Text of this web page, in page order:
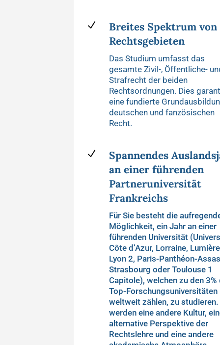
N
Breites Spektrum von
Rechtsgebieten
Das Studium umfasst das
gesamte Zivil-, Öffentliche-
Strafrecht der beiden
Rechtsordnungen. Dies
eine fundierte
deutschen und fanzösischen
Recht.
N
Spannendes
an einer führenden
Partneruniversität
Frankreichs
Für Sie besteht die
Möglichkeit, ein Jahr an einer
führenden Universität
Côte d’Azur, Lorraine, Lumière
Lyon 2, Paris-Panthéon-
Strasbourg oder Toulouse 1
Capitole), welchen zu den 3%
Top-Forschungsuniversitäten
weltweit zählen, zu studieren.
werden eine andere Kultur,
alternative Perspektive der
Rechtslehre und eine andere